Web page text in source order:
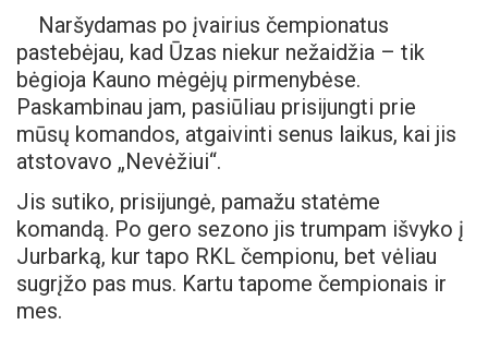
Naršydamas po įvairius čempionatus
pastebėjau, kad Ūzas niekur nežaidžia – tik
bėgioja Kauno mėgėjų pirmenybėse.
Paskambinau jam, pasiūliau prisijungti prie
mūsų komandos, atgaivinti senus laikus, kai jis
atstovavo „Nevėžiui“.
Jis sutiko, prisijungė, pamažu statėme
komandą. Po gero sezono jis trumpam išvyko į
Jurbarką, kur tapo RKL čempionu, bet vėliau
sugrįžo pas mus. Kartu tapome čempionais ir
mes.